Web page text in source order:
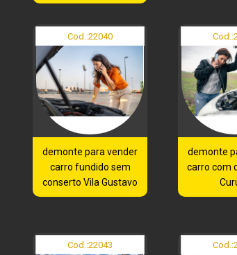
Cod.:22040
demonte para vender
carro fundido sem
conserto Vila Gustavo
Cod.:
demonte
carro com
Cod.:22043 Cod.: